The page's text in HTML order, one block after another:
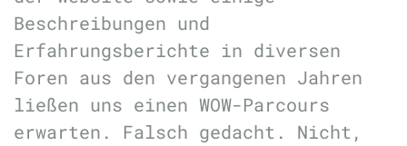
Beschreibungen und
Erfahrungsberichte in diversen
Foren aus den vergangenen Jahren
ließen uns einen WOW-Parcours
erwarten. Falsch gedacht. Nicht,